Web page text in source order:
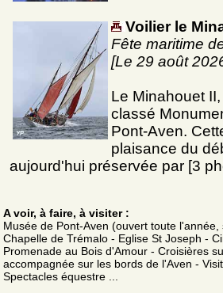
Voilier le
Fête maritime
[Le 29 août
Le Minahouet
classé
Pont-Aven.
plaisance du
aujourd'hui préservée par [3
A voir, à faire, à visiter :
Musée de Pont-Aven (ouvert toute
Chapelle de Trémalo - Eglise St Joseph -
Promenade au Bois d'Amour - Croisières
accompagnée sur les bords de l'Aven -
Spectacles équestre ...